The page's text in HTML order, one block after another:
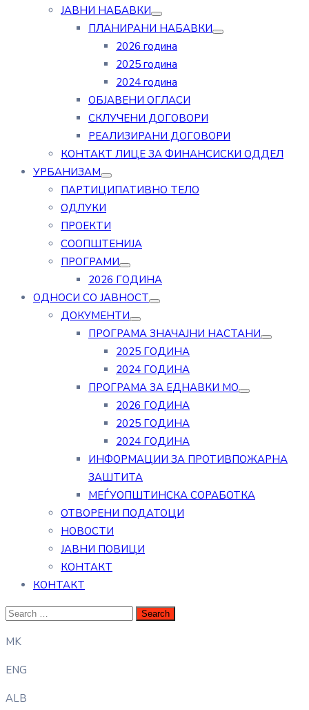
ЈАВНИ НАБАВКИ
ПЛАНИРАНИ НАБАВКИ
2026 година
2025 година
2024 година
ОБЈАВЕНИ ОГЛАСИ
СКЛУЧЕНИ ДОГОВОРИ
РЕАЛИЗИРАНИ ДОГОВОРИ
КОНТАКТ ЛИЦЕ ЗА ФИНАНСИСКИ ОДДЕЛ
УРБАНИЗАМ
ПАРТИЦИПАТИВНО ТЕЛО
ОДЛУКИ
ПРОЕКТИ
СООПШТЕНИЈА
ПРОГРАМИ
2026 ГОДИНА
ОДНОСИ СО ЈАВНОСТ
ДОКУМЕНТИ
ПРОГРАМА ЗНАЧАЈНИ НАСТАНИ
2025 ГОДИНА
2024 ГОДИНА
ПРОГРАМА ЗА ЕДНАВКИ МО
2026 ГОДИНА
2025 ГОДИНА
2024 ГОДИНА
ИНФОРМАЦИИ ЗА ПРОТИВПОЖАРНА
ЗАШТИТА
МЕЃУОПШТИНСКА СОРАБОТКА
ОТВОРЕНИ ПОДАТОЦИ
НОВОСТИ
ЈАВНИ ПОВИЦИ
КОНТАКТ
КОНТАКТ
MK
ENG
ALB